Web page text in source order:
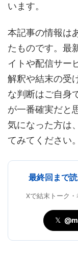
います。
本記事の情報は
たものです。最
イトや配信サー
解釈や結末の受
な判断はご自身
が一番確実だと
気になった方は
てみてください。
最終回まで
Xで結末トーク
𝕏